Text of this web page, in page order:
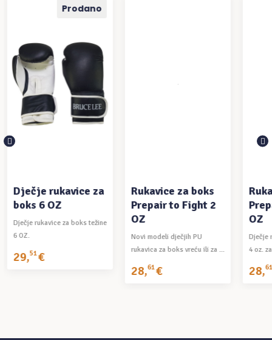
Prodano
PROČITAJ VIŠE
Dječje rukavice za
boks 6 OZ
Dječje rukavice za boks težine
6 OZ.
29,51 €
Rukavice za boks
Prepair to Fight 2
OZ
Novi modeli dječjih PU
rukavica za boks vreću ili za ...
28,61 €
OZ
Dječje
4 oz.
28,61